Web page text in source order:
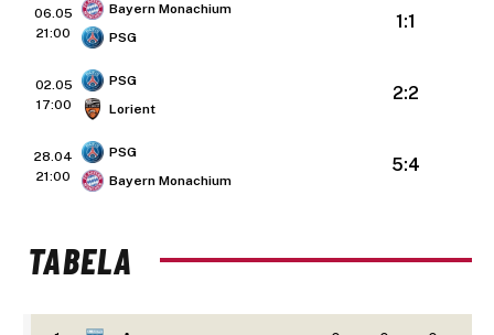
06.05
21:00
Bayern Monachium
PSG
1:1
02.05
17:00
PSG
Lorient
2:2
28.04
21:00
PSG
Bayern Monachium
5:4
TABELA